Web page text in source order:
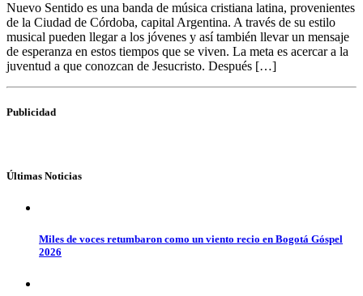
Nuevo Sentido es una banda de música cristiana latina, provenientes
de la Ciudad de Córdoba, capital Argentina. A través de su estilo
musical pueden llegar a los jóvenes y así también llevar un mensaje
de esperanza en estos tiempos que se viven. La meta es acercar a la
juventud a que conozcan de Jesucristo. Después […]
Publicidad
Últimas Noticias
Miles de voces retumbaron como un viento recio en Bogotá Góspel
2026